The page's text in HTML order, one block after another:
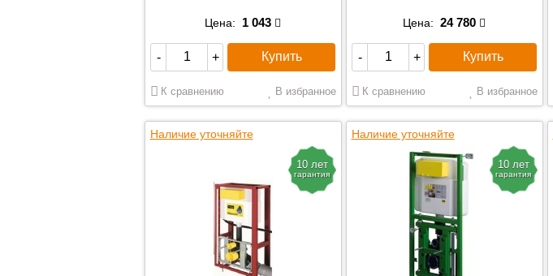
Цена: 1 043
- + Купить
К сравнению В избранное
Цена: 24 780
- + Купить
К сравнению В избранное
Наличие уточняйте
10 лет
гарантия
Наличие уточняйте
10 лет
гарантия